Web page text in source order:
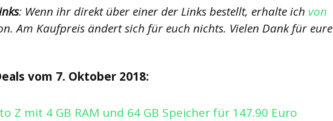
: Wenn ihr direkt über einer der Links bestellt, erhalte ich von
Am Kaufpreis ändert sich für euch nichts. Vielen Dank für eure
vom 7. Oktober 2018:
Z mit 4 GB RAM und 64 GB Speicher für 147.90 Euro